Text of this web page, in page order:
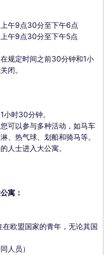
午9点30分至下午6点
午9点30分至下午5点
规定时间之前30分钟和1小
闭。
时30分钟。
可以参与多种活动，如马车
、热气球、划船和骑马等。
人士进入大公寓。
寓：
欧盟国家的青年，无论其国
人员）